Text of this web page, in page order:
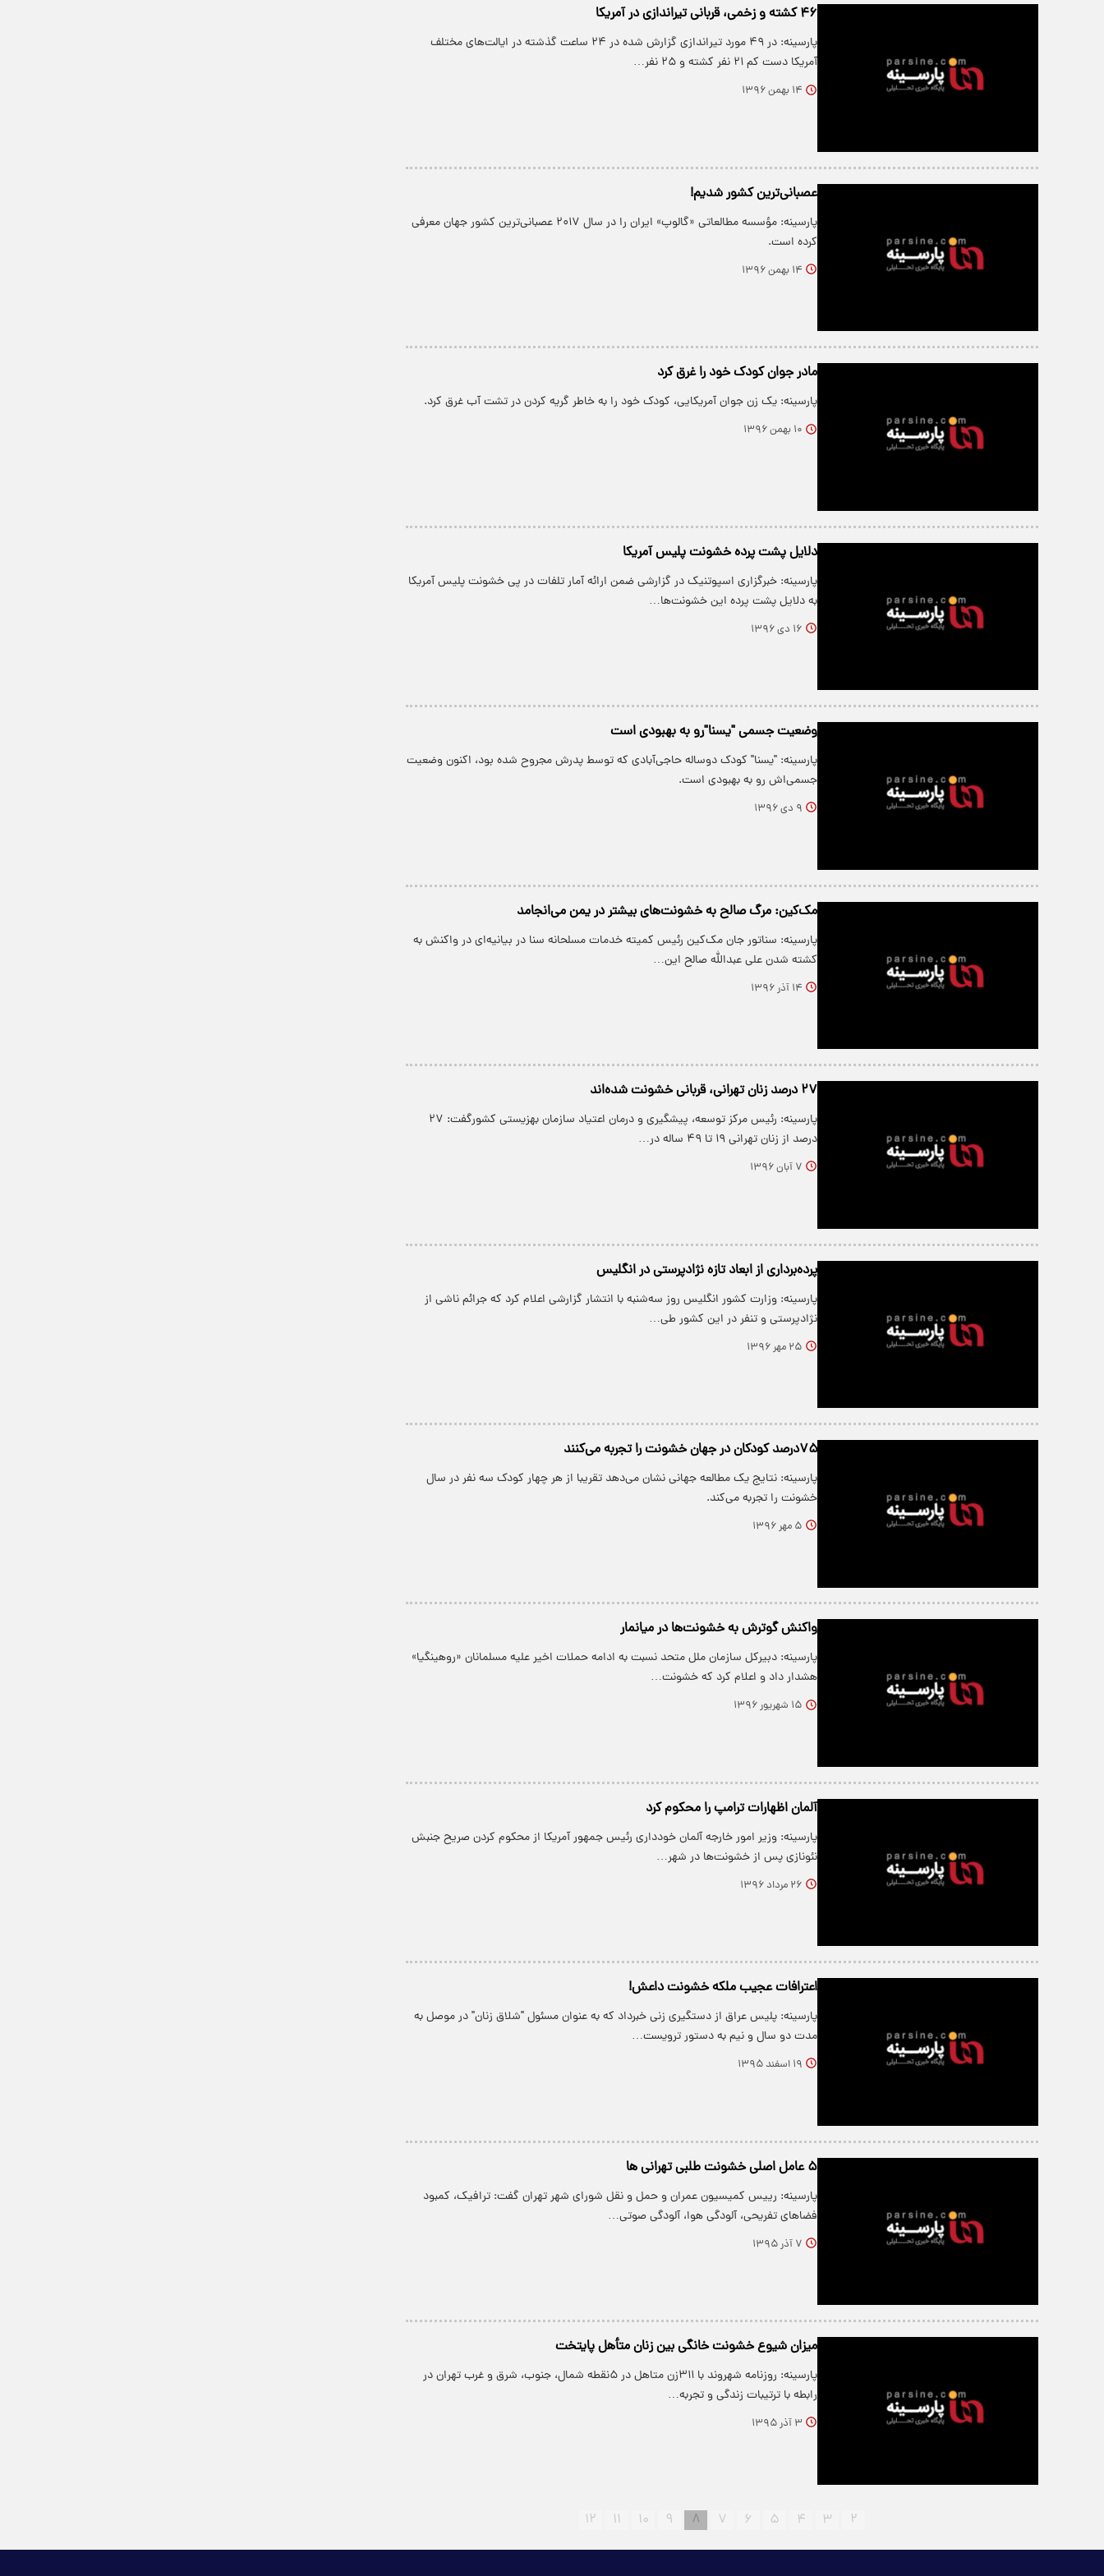
۴۶ کشته و زخمی، قربانی تیراندازی در آمریکا
پارسینه: در ۴۹ مورد تیراندازی گزارش شده در ۲۴ ساعت گذشته در ایالت‌های مختلف
آمریکا دست کم ۲۱ نفر کشته و ۲۵ نفر…
۱۴ بهمن ۱۳۹۶
عصبانی‌ترین کشور شدیم!
پارسینه: مؤسسه مطالعاتی «گالوپ» ایران را در سال ۲۰۱۷ عصبانی‌ترین کشور جهان معرفی
کرده است.
۱۴ بهمن ۱۳۹۶
مادر جوان کودک خود را غرق کرد
پارسینه: یک زن جوان آمریکایی، کودک خود را به خاطر گریه کردن در تشت آب غرق کرد.
۱۰ بهمن ۱۳۹۶
دلایل پشت پرده خشونت پلیس آمریکا
پارسینه: خبرگزاری اسپوتنیک در گزارشی ضمن ارائه آمار تلفات در پی خشونت پلیس آمریکا
به دلایل پشت پرده این خشونت‌ها…
۱۶ دی ۱۳۹۶
وضعیت جسمی "یسنا"رو به بهبودی است
پارسینه: "یسنا" کودک دوساله حاجی‌آبادی که توسط پدرش مجروح شده بود، اکنون وضعیت
جسمی‌اش رو به بهبودی است.
۹ دی ۱۳۹۶
مک‌کین: مرگ صالح به خشونت‌های بیشتر در یمن می‌انجامد
پارسینه: سناتور جان مک‌کین رئیس کمیته خدمات مسلحانه سنا در بیانیه‌ای در واکنش به
کشته شدن علی عبدالله صالح این…
۱۴ آذر ۱۳۹۶
۲۷ درصد زنان تهرانی، قربانی خشونت شده‌اند
پارسینه: رئیس مرکز توسعه، پیشگیری و درمان اعتیاد سازمان بهزیستی کشورگفت: ۲۷
درصد از زنان تهرانی ۱۹ تا ۴۹ ساله در…
۷ آبان ۱۳۹۶
پرده‌برداری از ابعاد تازه نژادپرستی در انگلیس
پارسینه: وزارت کشور انگلیس روز سه‌شنبه با انتشار گزارشی اعلام کرد که جرائم ناشی از
نژادپرستی و تنفر در این کشور طی…
۲۵ مهر ۱۳۹۶
۷۵درصد کودکان در جهان خشونت را تجربه می‌کنند
پارسینه: نتایج یک مطالعه جهانی نشان می‌دهد تقریبا از هر چهار کودک سه نفر در سال
خشونت را تجربه می‌کند.
۵ مهر ۱۳۹۶
واکنش گوترش به خشونت‌ها در میانمار
پارسینه: دبیرکل سازمان ملل متحد نسبت به ادامه حملات اخیر علیه مسلمانان «روهینگیا»
هشدار داد و اعلام کرد که خشونت…
۱۵ شهریور ۱۳۹۶
آلمان اظهارات ترامپ را محکوم کرد
پارسینه: وزیر امور خارجه آلمان خودداری رئیس جمهور آمریکا از محکوم کردن صریح جنبش
نئونازی پس از خشونت‌ها در شهر…
۲۶ مرداد ۱۳۹۶
اعترافات عجیب ملکه خشونت داعش!
پارسینه: پلیس عراق از دستگیری زنی خبرداد که به عنوان مسئول "شلاق زنان" در موصل به
مدت دو سال و نیم به دستور ترویست…
۱۹ اسفند ۱۳۹۵
۵ عامل اصلی خشونت طلبی تهرانی ها
پارسینه: رییس کمیسیون عمران و حمل و نقل شورای شهر تهران گفت: ترافیک، کمبود
فضاهای تفریحی، آلودگی هوا، آلودگی صوتی…
۷ آذر ۱۳۹۵
میزان شیوع خشونت خانگی بین زنان متأهل پایتخت
پارسینه: روزنامه شهروند با ۳۱۱زن متاهل در ۵نقطه شمال، جنوب، شرق و غرب تهران در
رابطه با ترتیبات زندگی و تجربه…
۳ آذر ۱۳۹۵
۲ ۳ ۴ ۵ ۶ ۷ ۸ ۹ ۱۰ ۱۱ ۱۲